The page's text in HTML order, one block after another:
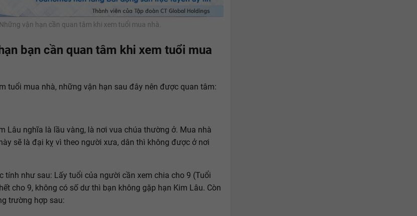
Những vận hạn cần quan tâm khi xem tuổi mua nhà.
bạn cần quan tâm khi xem tuổi mua
tuổi mua nhà, những vận hạn sau đây nên được quan tâm:
Lâu nghĩa là lầu vàng, là nơi vua chúa thường ở. Mua nhà
sẽ là đại kỵ vì theo người xưa, dân thì không được ở nơi
tính như sau: Lấy tuổi của người cần xem chia cho 9 (Tuổi
cho 9, không có số dư thì bạn không gặp hạn Kim Lâu. Còn
trường hợp sau: